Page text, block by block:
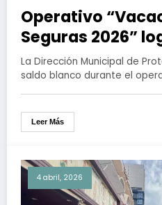
Operativo
Seguras 2026”
en Tijuana
La Dirección Municipal de
saldo blanco durante el
Leer Más
4 abril, 2026